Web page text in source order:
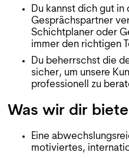
Du kannst dich gut in
Gesprächspartner
Schichtplaner oder
immer den richtigen
Du beherrschst die
sicher, um unsere
professionell zu
Was wir dir
Eine
motiviertes,